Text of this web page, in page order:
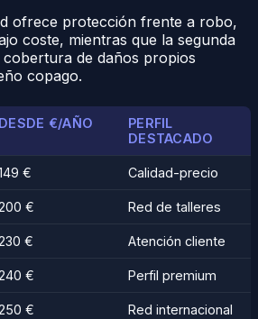
ofrece protección frente a robo,
coste, mientras que la segunda
de daños propios
copago.
DESDE €/AÑO
PERFIL
DESTACADO
€ Calidad-precio
€ Red de talleres
€ Atención cliente
€ Perfil premium
€ Red internacional